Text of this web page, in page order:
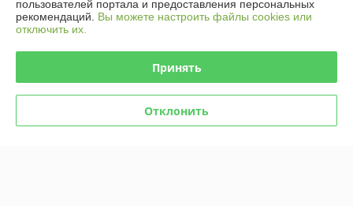
Доставка и оплата
пользователей портала и предоставления персональных
рекомендаций. Вы можете настроить файлы cookies или
отключить их.
Принять
Отклонить